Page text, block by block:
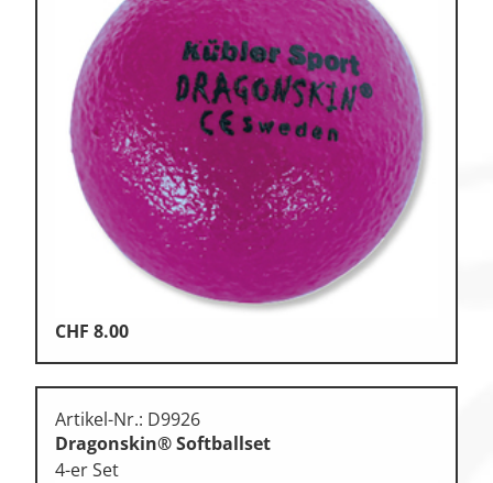
CHF 8.00
Artikel-Nr.: D9926
Dragonskin® Softballset
4-er Set